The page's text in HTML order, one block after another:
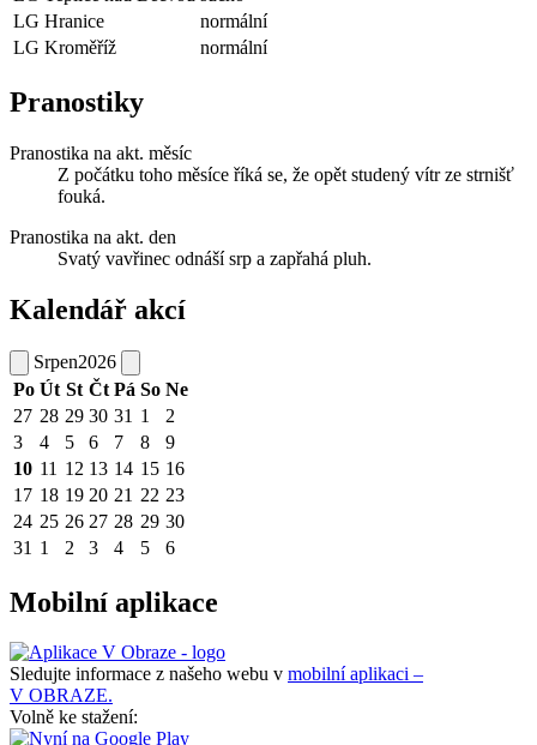
LG Hranice
normální
LG Kroměříž
normální
Pranostiky
Pranostika na akt. měsíc
Z počátku toho měsíce říká se, že opět studený vítr ze strnišť
fouká.
Pranostika na akt. den
Svatý vavřinec odnáší srp a zapřahá pluh.
Kalendář akcí
Srpen2026
Po Út St Čt Pá So Ne
27 28 29 30 31 1
2
3
4 5 6 7 8
9
10 11 12 13 14 15 16
17 18 19 20 21 22 23
24 25 26 27 28 29 30
31 1 2 3 4 5 6
Mobilní aplikace
Sledujte informace z našeho webu v mobilní aplikaci –
V OBRAZE.
Volně ke stažení: